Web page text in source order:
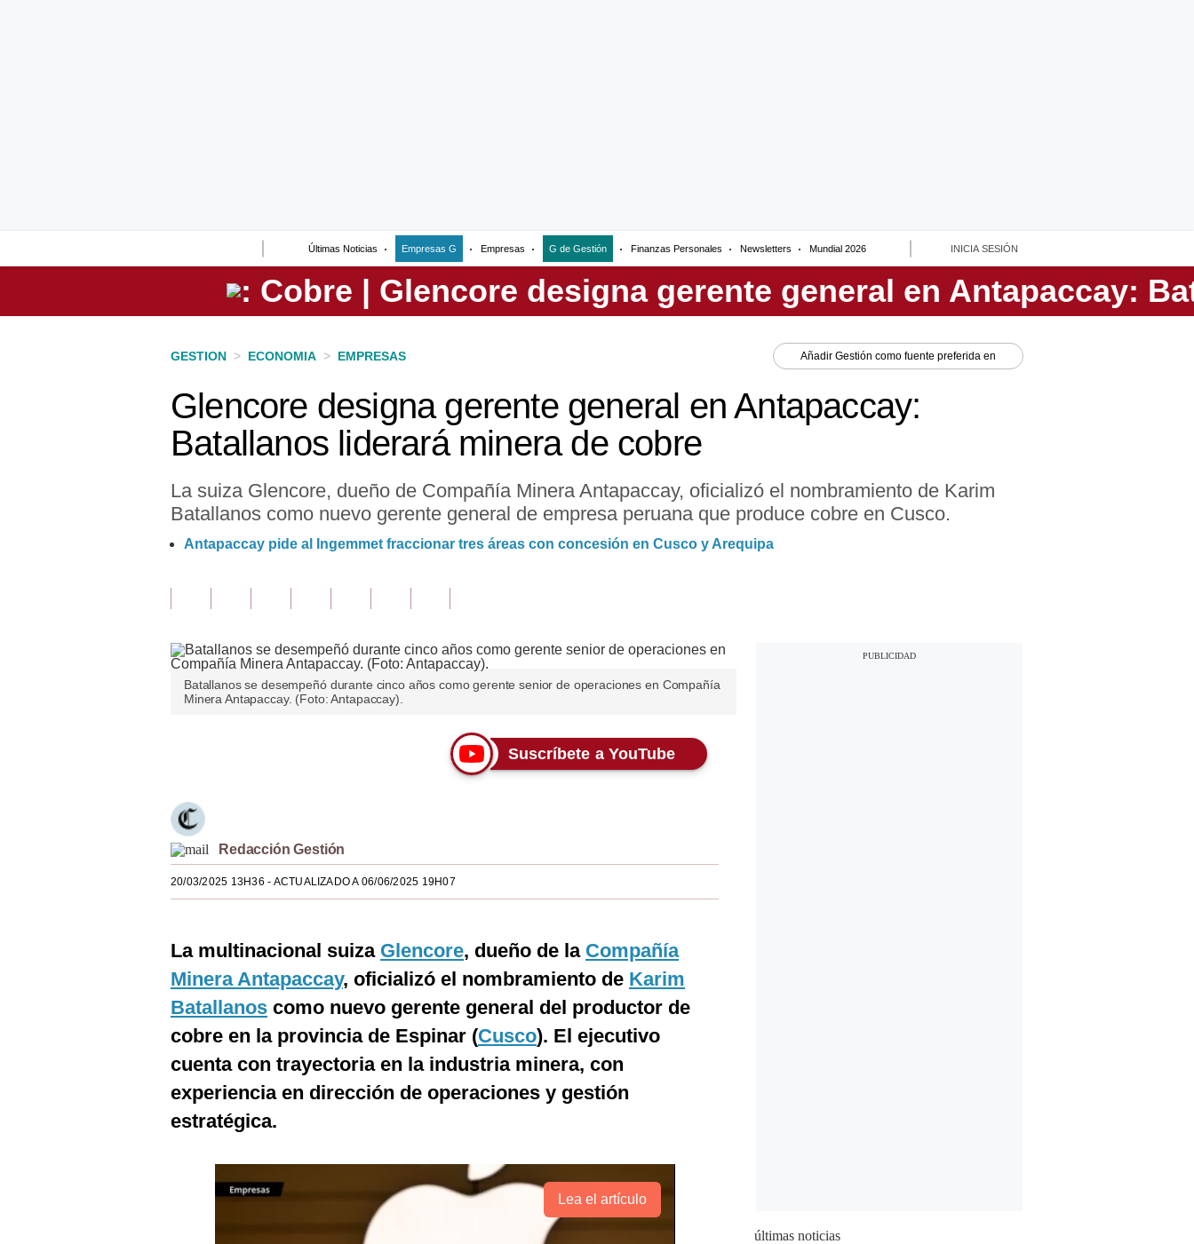
Últimas Noticias Empresas G Empresas G de Gestión Finanzas Personales Newsletters Mundial 2026 INICIA SESIÓN
Perú
GESTION > ECONOMIA > EMPRESAS Añadir Gestión como fuente preferida en
Glencore designa gerente general en Antapaccay:
Batallanos liderará minera de cobre
La suiza Glencore, dueño de Compañía Minera Antapaccay, oficializó el nombramiento de Karim
Batallanos como nuevo gerente general de empresa peruana que produce cobre en Cusco.
Antapaccay pide al Ingemmet fraccionar tres áreas con concesión en Cusco y Arequipa
Batallanos se desempeñó durante cinco años como gerente senior de operaciones en Compañía
Minera Antapaccay. (Foto: Antapaccay).
Suscríbete a YouTube
Redacción Gestión
20/03/2025 13H36 - ACTUALIZADO A 06/06/2025 19H07
La multinacional suiza Glencore, dueño de la Compañía
Minera Antapaccay, oficializó el nombramiento de Karim
Batallanos como nuevo gerente general del productor de
cobre en la provincia de Espinar (Cusco). El ejecutivo
cuenta con trayectoria en la industria minera, con
experiencia en dirección de operaciones y gestión
estratégica.
Lea el artículo
últimas noticias